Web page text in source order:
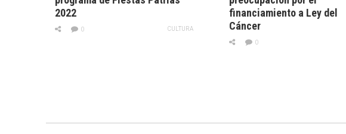
2022
CULTURA
0
financiamiento a Ley del
Cáncer
0